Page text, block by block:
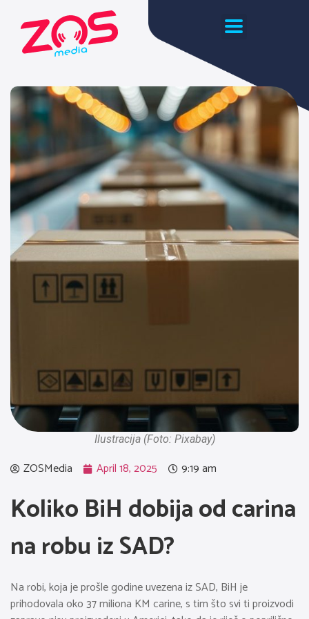
Ilustracija (Foto: Pixabay)
ZOSMedia April 18, 2025 9:19 am
Koliko BiH dobija od carina
na robu iz SAD?
Na robi, koja je prošle godine uvezena iz SAD, BiH je
prihodovala oko 37 miliona KM carine, s tim što svi ti proizvodi